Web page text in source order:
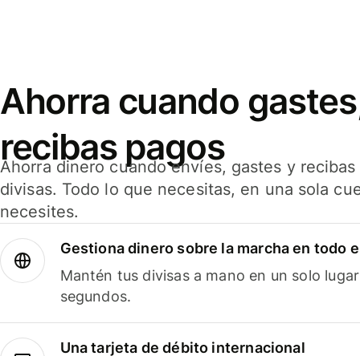
Ahorra cuando
recibas pagos
Ahorra dinero cuando envíes, gastes y
divisas. Todo lo que necesitas, en una sola
necesites.
Gestiona dinero sobre la marcha en todo
Mantén tus divisas a mano en un solo
segundos.
Una tarjeta de débito internacional